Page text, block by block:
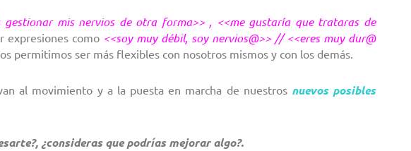
gestionar mis nervios de otra forma>> , <<me gustaría que trataras de
expresiones como<<soy muy débil, soy nervios@>> // <<eres muy dur@
permitimos ser más flexibles con nosotros mismos y con los demás.
al movimiento y a la puesta en marcha de nuestros nuevos posibles
¿consideras que podrías mejorar algo?.